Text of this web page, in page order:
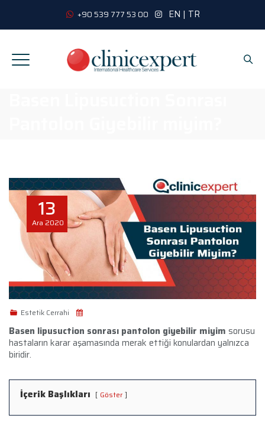
+90 539 777 53 00 EN | TR
13
Ara 2020
Estetik Cerrahi
Basen lipusuction sonrası pantolon giyebilir miyim sorusu
hastaların karar aşamasında merak ettiği konulardan yalnızca
biridir.
İçerik Başlıkları Göster